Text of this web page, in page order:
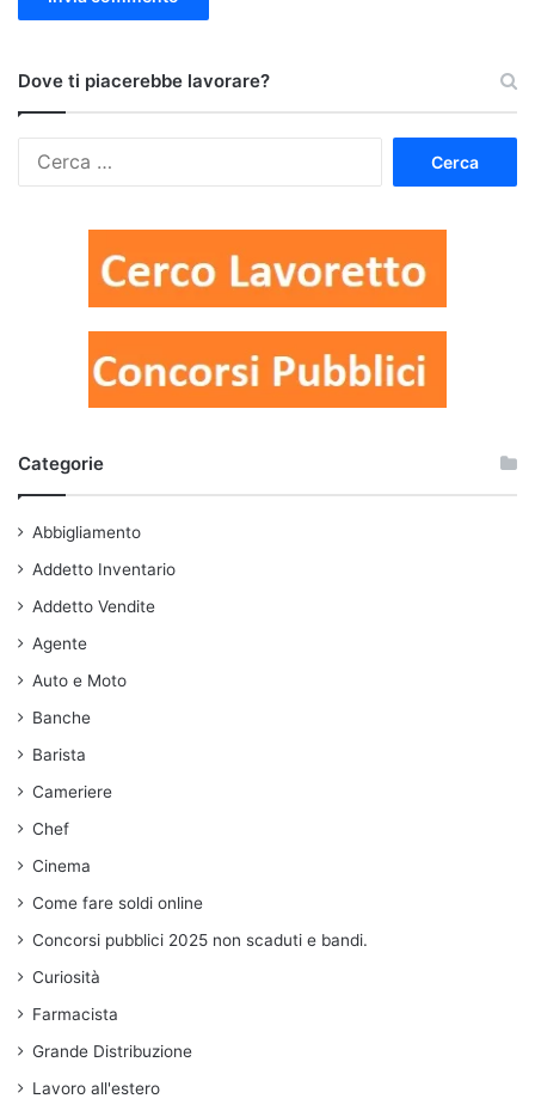
Dove ti piacerebbe lavorare?
Categorie
Abbigliamento
Addetto Inventario
Addetto Vendite
Agente
Auto e Moto
Banche
Barista
Cameriere
Chef
Cinema
Come fare soldi online
Concorsi pubblici 2025 non scaduti e bandi.
Curiosità
Farmacista
Grande Distribuzione
Lavoro all'estero